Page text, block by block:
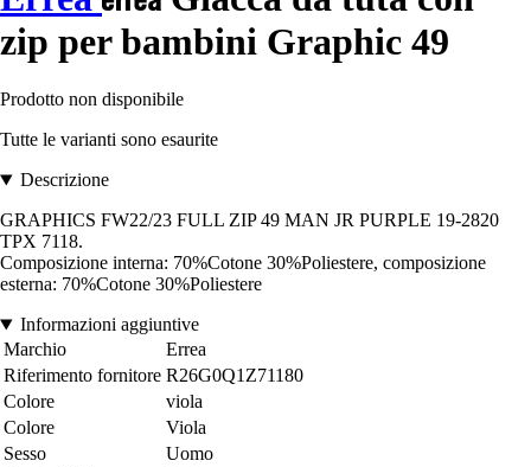
zip per bambini Graphic 49
Prodotto non disponibile
Tutte le varianti sono esaurite
Descrizione
GRAPHICS FW22/23 FULL ZIP 49 MAN JR PURPLE 19-2820
TPX 7118.
Composizione interna: 70%Cotone 30%Poliestere, composizione
esterna: 70%Cotone 30%Poliestere
Informazioni aggiuntive
Marchio
Errea
Riferimento fornitore R26G0Q1Z71180
Colore
viola
Colore
Viola
Sesso
Uomo